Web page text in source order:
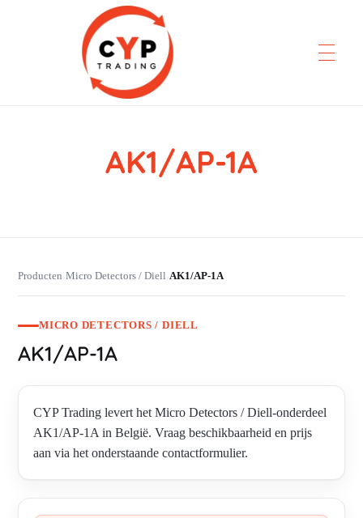
CYP Trading
AK1/AP-1A
Producten›Micro Detectors / Diell›AK1/AP-1A
MICRO DETECTORS / DIELL
AK1/AP-1A
CYP Trading levert het Micro Detectors / Diell-onderdeel
AK1/AP-1A in België. Vraag beschikbaarheid en prijs
aan via het onderstaande contactformulier.